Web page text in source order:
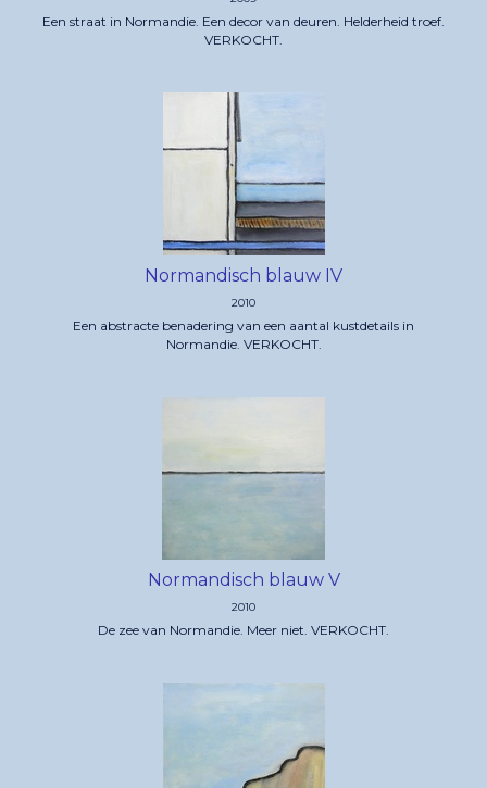
Een straat in Normandie. Een decor van deuren. Helderheid troef.
VERKOCHT.
Normandisch blauw IV
2010
Een abstracte benadering van een aantal kustdetails in
Normandie. VERKOCHT.
Normandisch blauw V
2010
De zee van Normandie. Meer niet. VERKOCHT.